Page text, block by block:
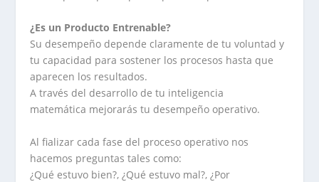
¿Es un Producto Entrenable?
Su desempeño depende claramente de tu voluntad y
tu capacidad para sostener los procesos hasta que
aparecen los resultados.
A través del desarrollo de tu inteligencia
matemática mejorarás tu desempeño operativo.
Al fializar cada fase del proceso operativo nos
hacemos preguntas tales como:
¿Qué estuvo bien?, ¿Qué estuvo mal?, ¿Por